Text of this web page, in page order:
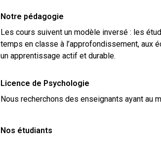
Notre pédagogie
Les cours suivent un modèle inversé : les
temps en classe à l’approfondissement, aux
un apprentissage actif et durable.
Licence de Psychologie
Nous recherchons des enseignants ayant au
Nos étudiants